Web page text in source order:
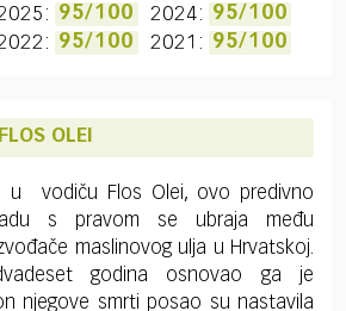
95/100 2024: 95/100
95/100 2021: 95/100
OLEI
u vodiču Flos Olei, ovo predivno
s pravom se ubraja među
maslinovog ulja u Hrvatskoj.
godina osnovao ga je
njegove smrti posao su nastavila